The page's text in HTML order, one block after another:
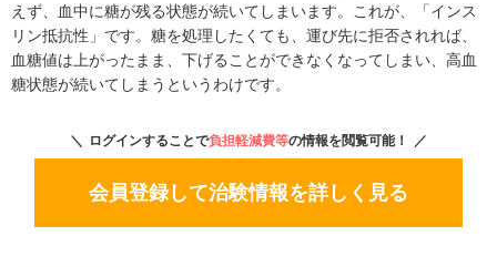
えず、血中に糖が残る状態が続いてしまいます。これが、「インス
リン抵抗性」です。糖を処理したくても、運び先に拒否されれば、
血糖値は上がったまま、下げることができなくなってしまい、高血
糖状態が続いてしまうというわけです。
ログインすることで負担軽減費等の情報を閲覧可能！
会員登録して治験情報を詳しく見る